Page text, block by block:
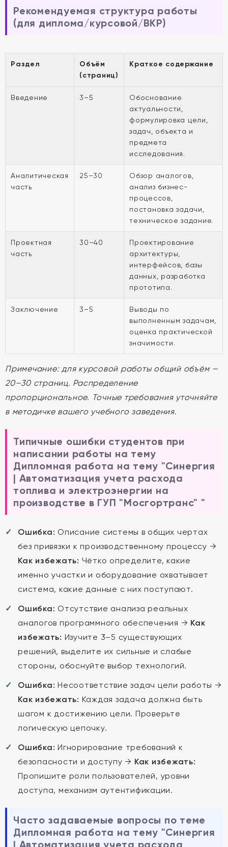
Рекомендуемая структура работы
(для диплома/курсовой/ВКР)
Раздел
Объём
(страниц)
Краткое содержание
Введение 3–5
Обоснование
актуальности,
формулировка цели,
задач, объекта и
предмета
исследования.
Аналитическая
часть
25–30
Обзор аналогов,
анализ бизнес-
процессов,
постановка задачи,
техническое задание.
Проектная
часть
30–40
Проектирование
архитектуры,
интерфейсов, базы
данных, разработка
прототипа.
Заключение 3–5
Выводы по
выполненным задачам,
оценка практической
значимости.
Примечание: для курсовой работы общий объём —
20–30 страниц. Распределение
пропорциональное. Точные требования уточняйте
в методичке вашего учебного заведения.
Типичные ошибки студентов при
написании работы на тему
Дипломная работа на тему "Синергия
| Автоматизация учета расхода
топлива и электроэнергии на
производстве в ГУП "Мосгортранс" "
Ошибка: Описание системы в общих чертах
без привязки к производственному процессу →
Как избежать: Чётко определите, какие
именно участки и оборудование охватывает
система, какие данные с них поступают.
Ошибка: Отсутствие анализа реальных
аналогов программного обеспечения → Как
избежать: Изучите 3–5 существующих
решений, выделите их сильные и слабые
стороны, обоснуйте выбор технологий.
Ошибка: Несоответствие задач цели работы →
Как избежать: Каждая задача должна быть
шагом к достижению цели. Проверьте
логическую цепочку.
Ошибка: Игнорирование требований к
безопасности и доступу → Как избежать:
Пропишите роли пользователей, уровни
доступа, механизм аутентификации.
Часто задаваемые вопросы по теме
Дипломная работа на тему "Синергия
| Автоматизация учета расхода